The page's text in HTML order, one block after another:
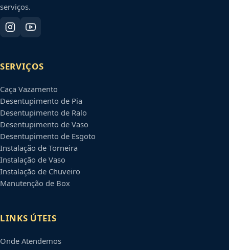
serviços.
SERVIÇOS
Caça Vazamento
Desentupimento de Pia
Desentupimento de Ralo
Desentupimento de Vaso
Desentupimento de Esgoto
Instalação de Torneira
Instalação de Vaso
Instalação de Chuveiro
Manutenção de Box
LINKS ÚTEIS
Onde Atendemos